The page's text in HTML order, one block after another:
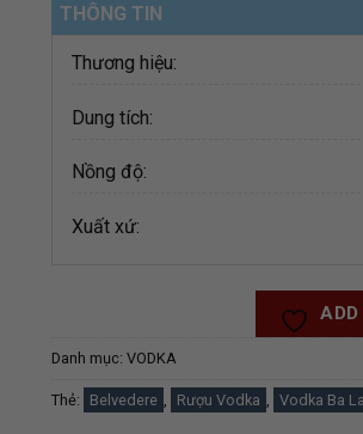
THÔNG TIN
Thương hiệu:
Dung tích:
Nồng độ:
Xuất xứ:
Danh mục: VODKA
Thẻ: Belvedere Rượu Vodka Vodka Ba